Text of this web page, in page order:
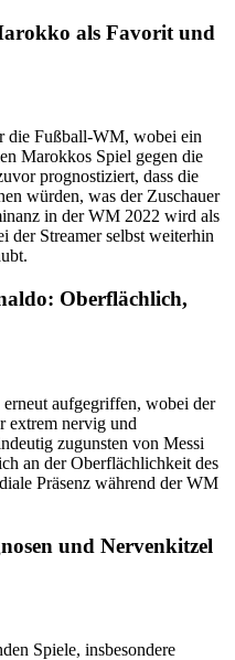
als Favorit und
die Fußball-WM, wobei ein
Marokkos Spiel gegen die
prognostiziert, dass die
würden, was der Zuschauer
in der WM 2022 wird als
der Streamer selbst weiterhin
Oberflächlich,
aufgegriffen, wobei der
extrem nervig und
zugunsten von Messi
an der Oberflächlichkeit des
Präsenz während der WM
und Nervenkitzel
Spiele, insbesondere